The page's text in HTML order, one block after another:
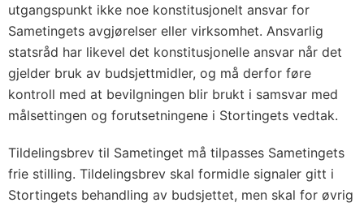
utgangspunkt ikke noe konstitusjonelt ansvar for
Sametingets avgjørelser eller virksomhet. Ansvarlig
statsråd har likevel det konstitusjonelle ansvar når det
gjelder bruk av budsjettmidler, og må derfor føre
kontroll med at bevilgningen blir brukt i samsvar med
målsettingen og forutsetningene i Stortingets vedtak.
Tildelingsbrev til Sametinget må tilpasses Sametingets
frie stilling. Tildelingsbrev skal formidle signaler gitt i
Stortingets behandling av budsjettet, men skal for øvrig